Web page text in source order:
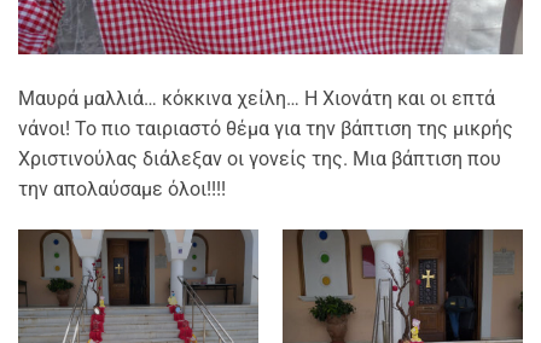
Μαυρά μαλλιά… κόκκινα χείλη… Η Χιονάτη και οι επτά
νάνοι! Το πιο ταιριαστό θέμα για την βάπτιση της μικρής
Χριστινούλας διάλεξαν οι γονείς της. Μια βάπτιση που
την απολαύσαμε όλοι!!!!